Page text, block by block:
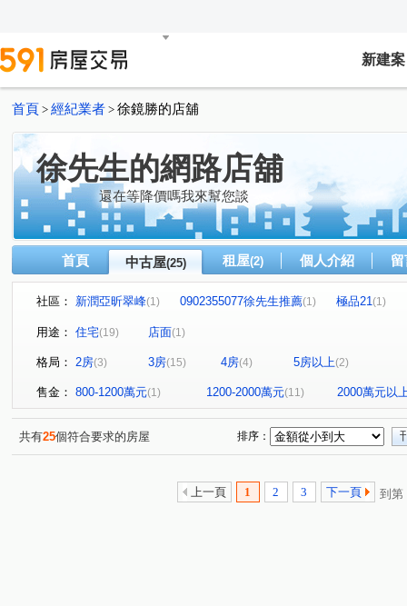
新建案
首頁 > 經紀業者 > 徐鏡勝的店舖
徐先生的網路店舖
還在等降價嗎我來幫您談
首頁 中古屋(25) 租屋(2) 個人介紹
社區： 新潤亞昕翠峰(1) 0902355077徐先生推薦(1) 極品21(1)
0902355077徐先生推薦
全球家年華
新潤都峰苑一期(1) 禾蓮心家園(1)
東帝士金銀座廣場
中華大都心(1) 一道彩虹田園小城(1)
徐先生推薦0902355077(1) 都峰苑二期(1) 現代金典(1)
徐先生推薦0902355077
幸福公園百合館(1) 藝文街
中信街(1) 中央路(3) 西盛街(1) 新樹路(1) 中和街(2)
(1) 仁愛路(1) 化成路 (1) 福美街(1)
用途： 住宅(19) 店面(1)
格局： 2房(3) 3房(15) 4房(4) 5房以上(2)
售金： 800-1200萬元(1) 1200-2000萬元(11) 2000萬元以
共有25個符合要求的房屋 排序：
上一頁 1 2 3 下一頁 到第